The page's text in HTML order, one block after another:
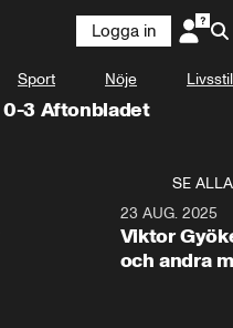
Logga in
Sport Nöje Livsstil
3 Aftonbladet
SE ALLA
23 AUG. 2025
Viktor
och andra